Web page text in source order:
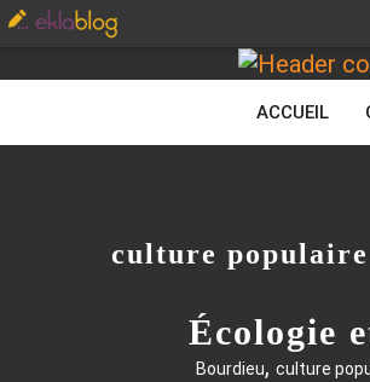
ACCUEIL
culture populaire
Écologie
Bourdieu, culture